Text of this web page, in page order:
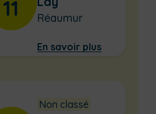
11 Réaumur
En savoir plus
Non classé